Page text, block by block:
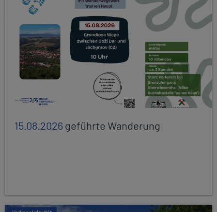
15.08.2026geführte Wanderung